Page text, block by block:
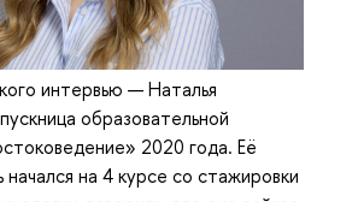
интервью — Наталья
образовательной
2020 года. Её
начался на 4 курсе со стажировки